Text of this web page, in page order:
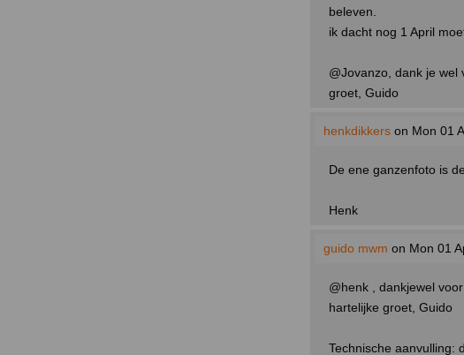
beleven.
ik dacht nog 1 April
@Jovanzo, dank je wel
groet, Guido
henkdikkers on Mon 01
De ene ganzenfoto is
Henk
guido mwm on Mon 01
@henk , dankjewel
hartelijke groet, Guido
Technische aanvulling: